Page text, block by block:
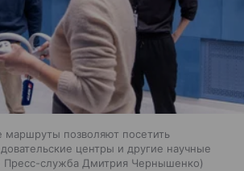
маршруты позволяют посетить
центры и другие научные
Пресс-служба Дмитрия Чернышенко